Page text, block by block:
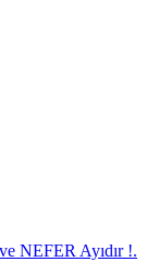
Ayıdır !.